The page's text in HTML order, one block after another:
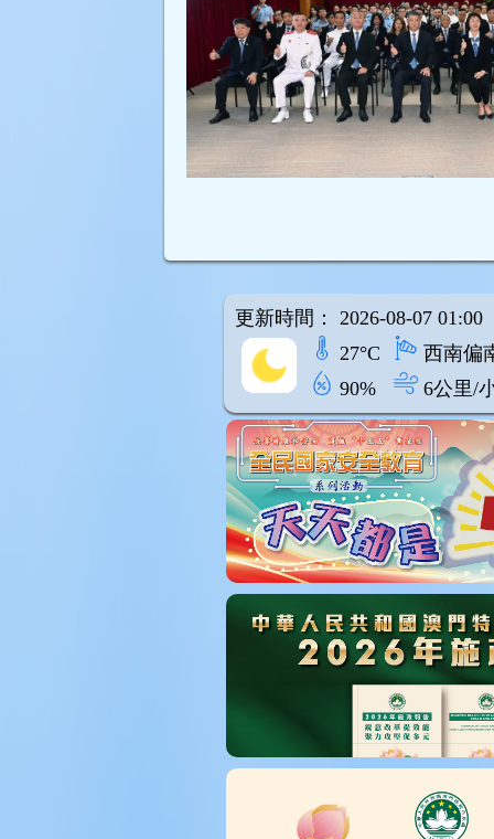
更新時間： 2026-08-07 01:00
27°C
西南偏
90%
6公里/